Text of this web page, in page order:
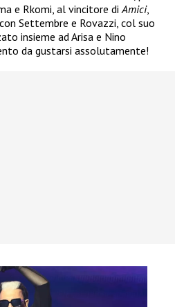
e Rkomi, al vincitore diAmici,
Settembre e Rovazzi, col suo
insieme ad Arisa e Nino
da gustarsi assolutamente!